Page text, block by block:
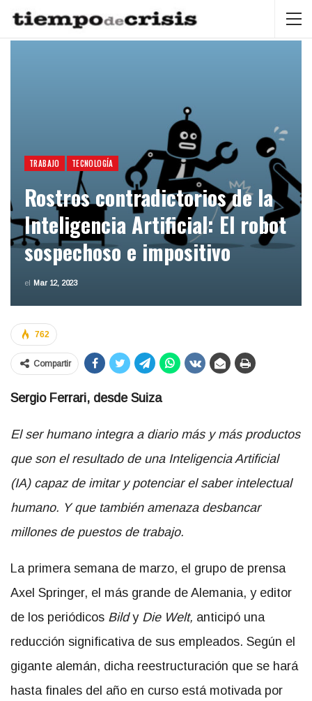
TRABAJO TECNOLOGÍA
Rostros contradictorios de la
Inteligencia Artificial: El robot
sospechoso e impositivo
el Mar 12, 2023
762
Compartir
Sergio Ferrari, desde Suiza
El ser humano integra a diario más y más productos
que son el resultado de una Inteligencia Artificial
(IA) capaz de imitar y potenciar el saber intelectual
humano. Y que también amenaza desbancar
millones de puestos de trabajo.
La primera semana de marzo, el grupo de prensa
Axel Springer, el más grande de Alemania, y editor
de los periódicos Bildy Die Welt, anticipó una
reducción significativa de sus empleados. Según el
gigante alemán, dicha reestructuración que se hará
hasta finales del año en curso está motivada por